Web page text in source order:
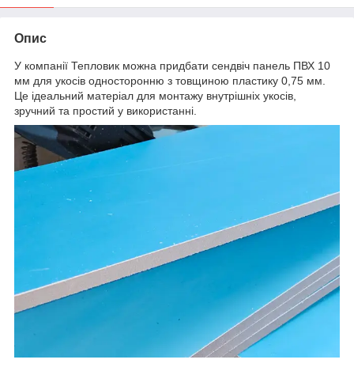
Опис
У компанії Тепловик можна придбати сендвіч панель ПВХ 10
мм для укосів односторонню з товщиною пластику 0,75 мм.
Це ідеальний матеріал для монтажу внутрішніх укосів,
зручний та простий у використанні.